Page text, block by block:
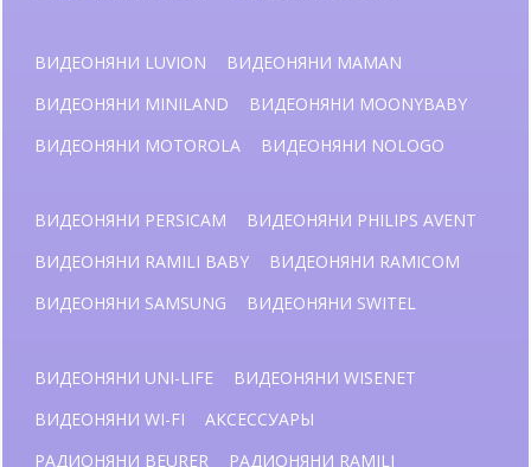
ВИДЕОНЯНИ LUVION
ВИДЕОНЯНИ MAMAN
ВИДЕОНЯНИ MINILAND
ВИДЕОНЯНИ MOONYBABY
ВИДЕОНЯНИ MOTOROLA
ВИДЕОНЯНИ NOLOGO
ВИДЕОНЯНИ PERSICAM
ВИДЕОНЯНИ PHILIPS AVENT
ВИДЕОНЯНИ RAMILI BABY
ВИДЕОНЯНИ RAMICOM
ВИДЕОНЯНИ SAMSUNG
ВИДЕОНЯНИ SWITEL
ВИДЕОНЯНИ UNI-LIFE
ВИДЕОНЯНИ WISENET
ВИДЕОНЯНИ WI-FI
АКСЕССУАРЫ
РАДИОНЯНИ BEURER
РАДИОНЯНИ RAMILI